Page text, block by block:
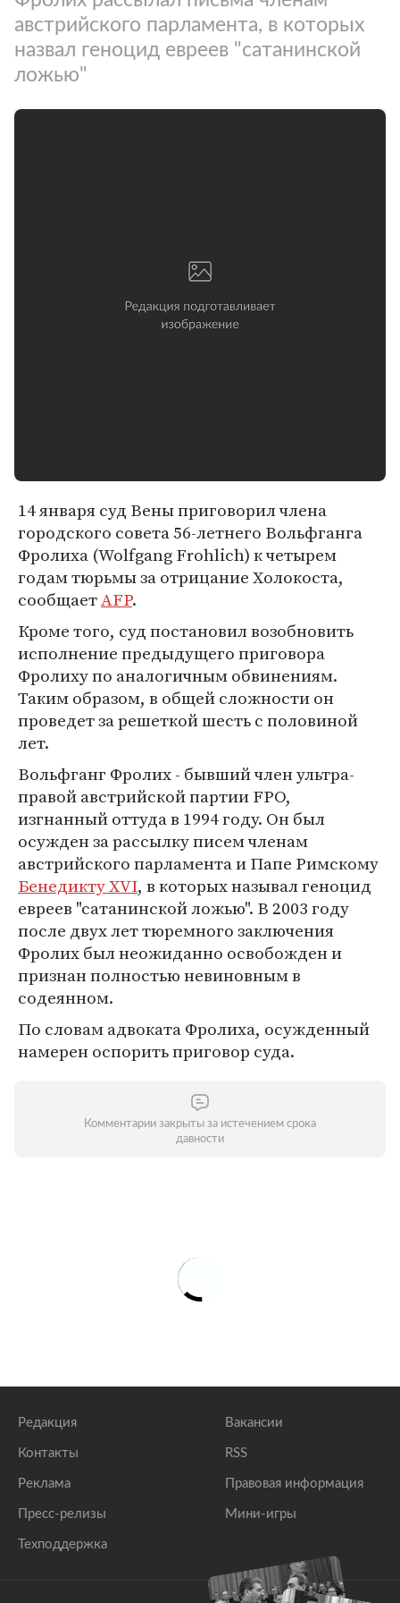
австрийского парламента, в которых
назвал геноцид евреев "сатанинской
ложью"
14 января суд Вены приговорил члена
городского совета 56-летнего Вольфганга
Фролиха (Wolfgang Frohlich) к четырем
годам тюрьмы за отрицание Холокоста,
сообщаетAFP.
Кроме того, суд постановил возобновить
исполнение предыдущего приговора
Фролиху по аналогичным обвинениям.
Таким образом, в общей сложности он
проведет за решеткой шесть с половиной
лет.
Вольфганг Фролих - бывший член ультра-
правой австрийской партии FPO,
изгнанный оттуда в 1994 году. Он был
осужден за рассылку писем членам
австрийского парламента и Папе Римскому
Бенедикту XVI, в которых называл геноцид
евреев "сатанинской ложью". В 2003 году
после двух лет тюремного заключения
Фролих был неожиданно освобожден и
признан полностью невиновным в
содеянном.
По словам адвоката Фролиха, осужденный
намерен оспорить приговор суда.
Комментарии закрыты за истечением срока
давности
Редакция
Контакты
Реклама
Пресс-релизы
Техподдержка
Вакансии
RSS
Правовая информация
Мини-игры